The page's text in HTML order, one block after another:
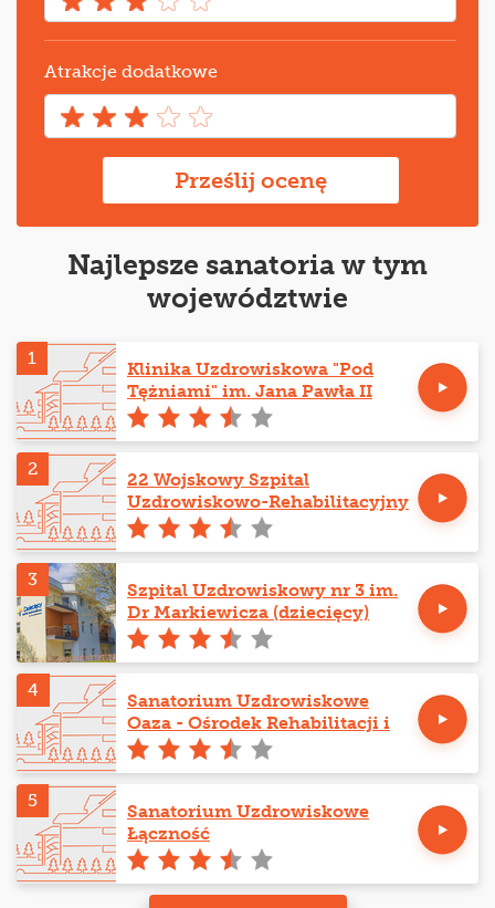
Atrakcje dodatkowe
Prześlij ocenę
Najlepsze sanatoria w tym
województwie
1
Klinika Uzdrowiskowa "Pod
Tężniami" im. Jana Pawła II
2
22 Wojskowy Szpital
Uzdrowiskowo-Rehabilitacyjny
3
Szpital Uzdrowiskowy nr 3 im.
Dr Markiewicza (dziecięcy)
4
Sanatorium Uzdrowiskowe
Oaza - Ośrodek Rehabilitacji i
Odnowy Biologicznej
5
Sanatorium Uzdrowiskowe
Łączność